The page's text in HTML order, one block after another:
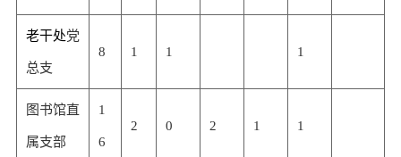
老干处党
总支
8 1 1 1
图书馆直
属支部
1
6
2 0 2 1 1